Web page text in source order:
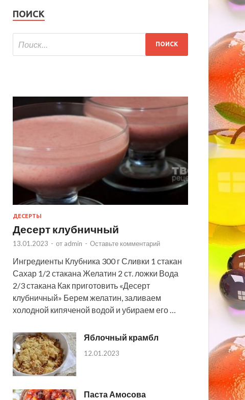
ПОИСК
ДЕСЕРТЫ
Десерт клубничный
13.01.2023 - от admin - Оставьте комментарий
Ингредиенты Клубника 300 г Сливки 1 стакан
Сахар 1/2 стакана Желатин 2 ст. ложки Вода
2/3 стакана Как приготовить «Десерт
клубничный» Берем желатин, заливаем
холодной кипяченой водой и убираем его …
Яблочный крамбл
12.01.2023
Паста Амосова